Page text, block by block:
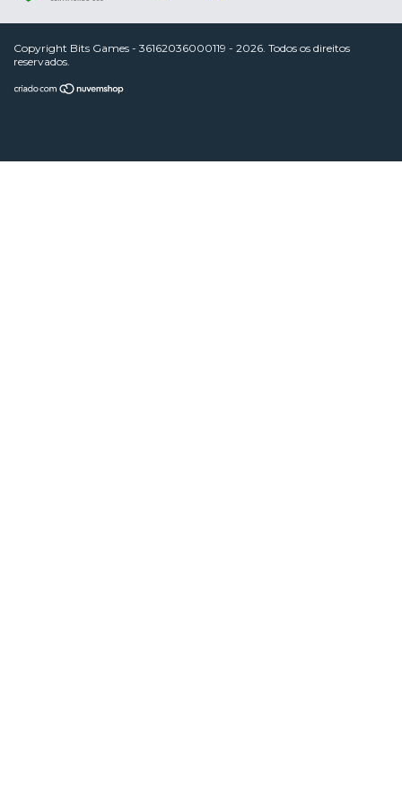
Copyright Bits Games - 36162036000119 - 2026. Todos os direitos
reservados.